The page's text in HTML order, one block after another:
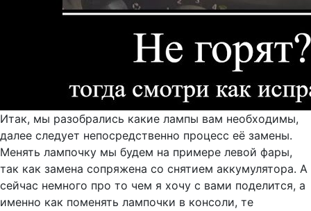
Итак, мы разобрались какие лампы вам необходимы,
далее следует непосредственно процесс её замены.
Менять лампочку мы будем на примере левой фары,
так как замена сопряжена со снятием аккумулятора. А
сейчас немного про то чем я хочу с вами поделится, а
именно как поменять лампочки в консоли, те